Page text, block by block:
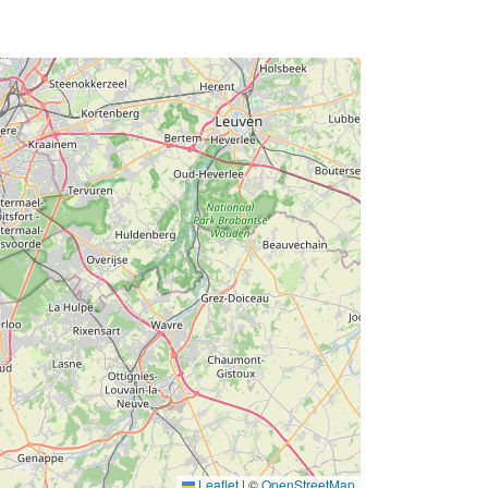
Leaflet | ©OpenStreetMap